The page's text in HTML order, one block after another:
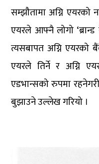
सम्झौतामा अग्नि एयरको
एयरले आफ्नै लोगो
त्यसबापत अग्नि एयरको
एयरले तिर्ने र अग्नि
एडभान्सको रुपमा
बुझाउने उल्लेख गरियो ।